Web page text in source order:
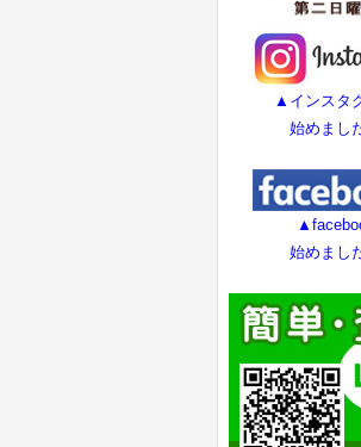
▲インスタ
始めまし
始めまし